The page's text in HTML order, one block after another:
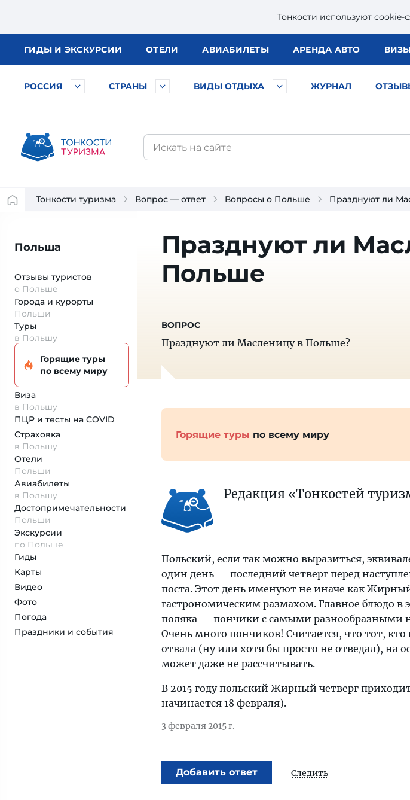
Тонкости используют сookie-
ГИДЫ И ЭКСКУРСИИ ОТЕЛИ АВИАБИЛЕТЫ АРЕНДА АВТО
РОССИЯ СТРАНЫ ВИДЫ ОТДЫХА ЖУРНАЛ
Тонкости туризма Вопрос — ответ Вопросы о Польше Празднуют ли
Польша
Отзывы туристов
о Польше
Города и курорты
Польши
Туры
в Польшу
Горящие туры
по всему миру
Виза
в Польшу
ПЦР и тесты на COVID
Страховка
в Польшу
Отели
Польши
Авиабилеты
в Польшу
Достопримеча­тельности
Польши
Экскурсии
по Польше
Гиды
Карты
Видео
Фото
Погода
Праздники и события
Празднуют ли
Польше
Празднуют ли Масленицу в Польше?
Горящие туры по всему миру
Редакция «Тонкостей
Польский, если так можно выразиться,
один день — последний четверг перед
поста. Этот день именуют не иначе как
гастрономическим размахом. Главное блюдо в
поляка — пончики с самыми разнообразными
Очень много пончиков! Считается, что тот, кто
отвала (ну или хотя бы просто не отведал), на
может даже не рассчитывать.
В 2015 году польский Жирный четверг
начинается 18 февраля).
3 февраля 2015 г.
Добавить ответ Следить